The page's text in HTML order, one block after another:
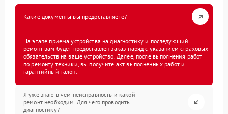
Какие документы вы предоставляете?
На этапе приема устройства на диагностику и последующий
ремонт вам будет предоставлен заказ-наряд с указанием страховых
обязательств на ваше устройство. Далее, после выполнения работ
по ремонту техники, вы получите акт выполненных работ и
гарантийный талон.
Я уже знаю в чем неисправность и какой
ремонт необходим. Для чего проводить
диагностику?